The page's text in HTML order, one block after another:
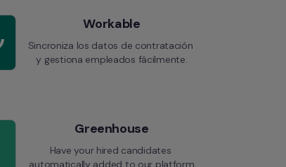
Workable
Sincroniza los datos de contratación
y gestiona empleados fácilmente.
Greenhouse
Have your hired candidates
automatically added to our platform